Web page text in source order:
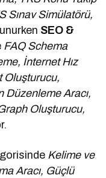
Sınav Simülatörü,
SEO &
FAQ Schema
İnternet Hız
Oluşturucu,
Düzenleme Aracı,
Oluşturucu,
Kelime ve
Aracı, Güçlü